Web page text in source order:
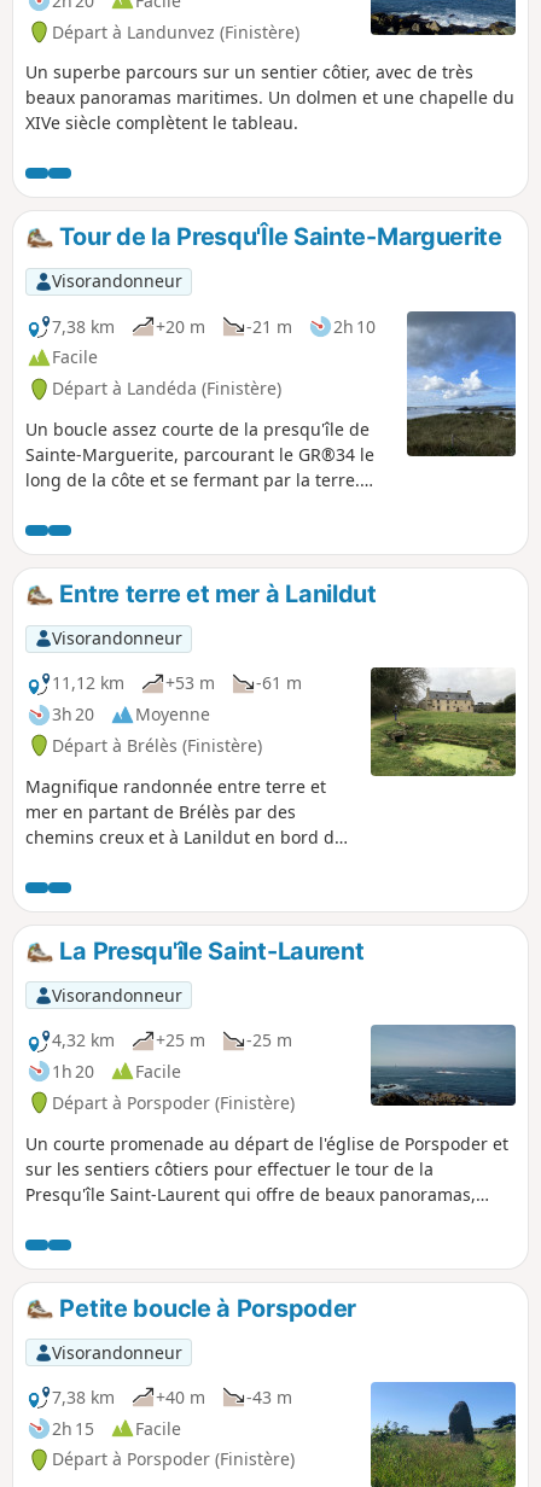
Départ à Landunvez (Finistère)
Un superbe parcours sur un sentier côtier, avec de très
beaux panoramas maritimes. Un dolmen et une chapelle du
XIVe siècle complètent le tableau.
Tour de la Presqu'Île Sainte-Marguerite
Visorandonneur
7,38 km
+20 m -21 m
2h 10
Facile
Départ à Landéda (Finistère)
Un boucle assez courte de la presqu'île de
Sainte-Marguerite, parcourant le GR®34 le
long de la côte et se fermant par la terre.
difficulté majeure, simplement quelques
raidillons, notamment du côté des dunes de
la Plage de Sainte-Marguerite.
Entre terre et mer à Lanildut
Visorandonneur
11,12 km
+53 m
-61 m
3h 20
Moyenne
Départ à Brélès (Finistère)
Magnifique randonnée entre terre et
mer en partant de Brélès par des
chemins creux et à Lanildut en bord de
longeant l'Aber Ildut.
La Presqu'île Saint-Laurent
Visorandonneur
4,32 km
+25 m
-25 m
1h 20
Facile
Départ à Porspoder (Finistère)
Un courte promenade au départ de l'église de Porspoder et
sur les sentiers côtiers pour effectuer le tour de la
Presqu'île Saint-Laurent qui offre de beaux panoramas,
Petite boucle à Porspoder
Visorandonneur
7,38 km
+40 m
-43 m
2h 15
Facile
Départ à Porspoder (Finistère)